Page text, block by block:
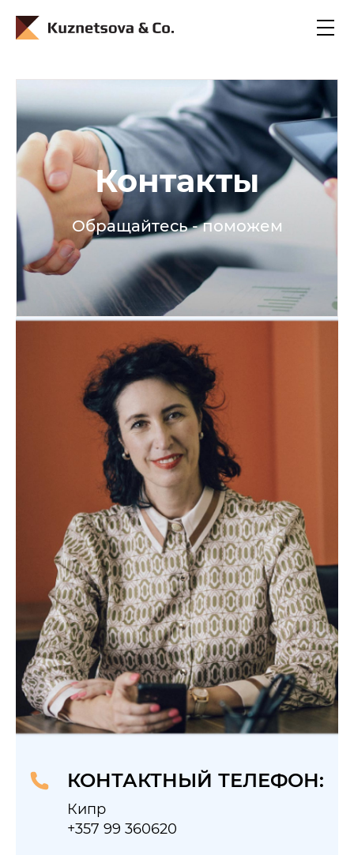
Ru
Контакты
Обращайтесь - поможем
КОНТАКТНЫЙ ТЕЛЕФОН:
Кипр
+357 99 360620